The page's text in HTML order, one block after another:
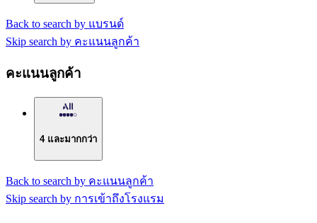
Back to search by แบรนด์
Skip search by คะแนนลูกค้า
คะแนนลูกค้า
4 และมากกว่า
Back to search by คะแนนลูกค้า
Skip search by การเข้าถึงโรงแรม